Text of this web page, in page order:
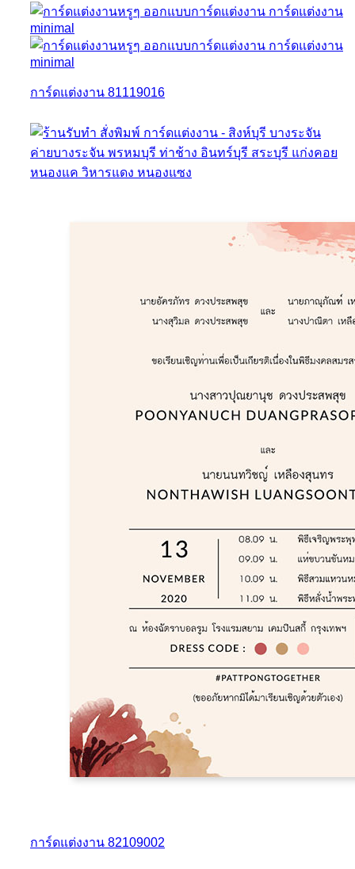
การ์ดแต่งงาน 81119016
การ์ดแต่งงาน 82109002